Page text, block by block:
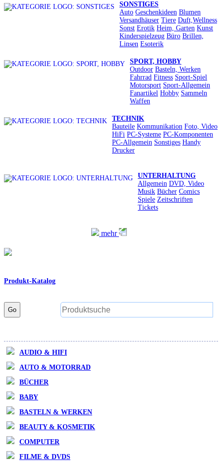
SONSTIGES
Auto Geschenkideen Blumen
Versandhäuser Tiere Duft,Wellness
Sonst Erotik Heim, Garten Kunst
Kinderspielzeug Büro Brillen,
Linsen Esoterik
SPORT, HOBBY
Outdoor Basteln, Werken
Fahrrad Fitness Sport-Spiel
Motorsport Sport-Allgemein
Fanartikel Hobby Sammeln
Waffen
TECHNIK
Bauteile Kommunikation Foto, Video
HiFi PC-Systeme PC-Komponenten
PC-Allgemein Sonstiges Handy
Drucker
UNTERHALTUNG
Allgemein DVD, Video
Musik Bücher Comics
Spiele Zeitschriften
Tickets
mehr
Produkt-Katalog
Go
AUDIO & HIFI
AUTO & MOTORRAD
BÜCHER
BABY
BASTELN & WERKEN
BEAUTY & KOSMETIK
COMPUTER
FILME & DVDS